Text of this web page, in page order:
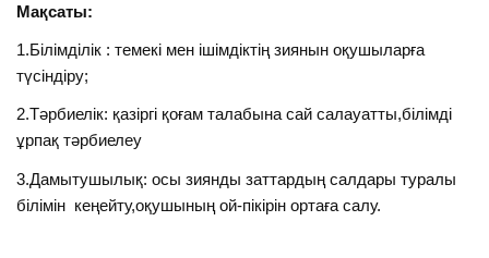
Мақсаты:
1.Білімділік : темекі мен ішімдіктің зиянын оқушыларға
түсіндіру;
2.Тәрбиелік: қазіргі қоғам талабына сай салауатты,білімді
ұрпақ тәрбиелеу
3.Дамытушылық: осы зиянды заттардың салдары туралы
білімін кеңейту,оқушының ой-пікірін ортаға салу.